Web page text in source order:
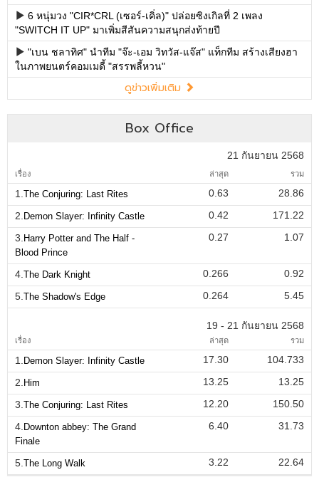
6 หนุ่มวง "CIR*CRL (เซอร์-เคิ่ล)" ปล่อยซิงเกิลที่ 2 เพลง
"SWITCH IT UP" มาเพิ่มสีสันความสนุกส่งท้ายปี
"เบน ชลาทิศ" นำทีม "จ๊ะ-เอม วิทวัส-แจ๊ส" แท็กทีม สร้างเสียงฮา
ในภาพยนตร์คอมเมดี้ "สรรพลี้หวน"
ดูข่าวเพิ่มเติม
Box Office
21 กันยายน 2568
เรื่อง ล่าสุด รวม
1. The Conjuring: Last Rites 0.63
28.86
2. Demon Slayer: Infinity Castle 0.42
171.22
3. Harry Potter and The Half -
Blood Prince
0.27 1.07
4. The Dark Knight 0.266
0.92
5. The Shadow's Edge 0.264 5.45
19 - 21 กันยายน 2568
เรื่อง ล่าสุด รวม
1. Demon Slayer: Infinity Castle 17.30
104.733
2. Him 13.25
13.25
3. The Conjuring: Last Rites 12.20
150.50
4. Downton abbey: The Grand
Finale
6.40 31.73
5. The Long Walk 3.22 22.64